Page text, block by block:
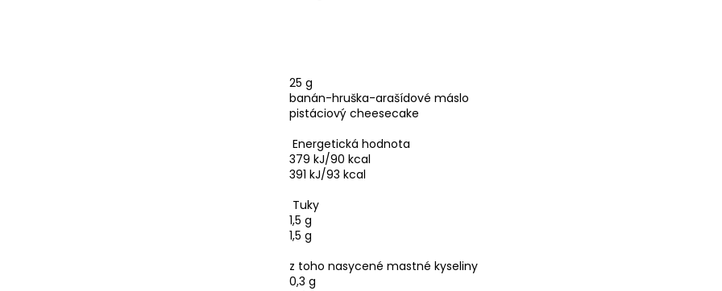
25 g
banán-hruška-arašídové máslo
pistáciový cheesecake
Energetická hodnota
379 kJ/90 kcal
391 kJ/93 kcal
Tuky
1,5 g
1,5 g
z toho nasycené mastné kyseliny
0,3 g